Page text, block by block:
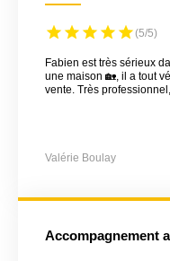
(5/5)
Fabien est très sérieux dans son travail,
une maison 🏡, il a tout vérifié r,dans la maison avant
vente. Très
Valérie Boulay
Accompagnement